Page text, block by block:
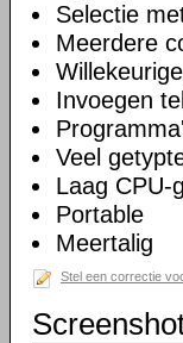
Selectie
Meerdere
Invoegen
Veel
Laag CPU-
Portable
Meertalig
Stel een correctie